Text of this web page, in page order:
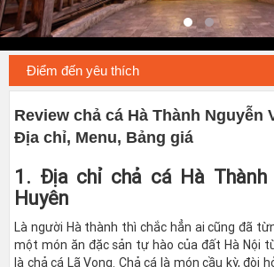
Điểm đến yêu thích
Review chả cá Hà Thành Nguyễn
Địa chỉ, Menu, Bảng giá
1. Địa chỉ chả cá Hà Thành
Huyên
Là người Hà thành thì chắc hẳn ai cũng đã
một món ăn đặc sản tự hào của đất Hà Nội
là chả cá Lã Vọng. Chả cá là món cầu kỳ, đòi